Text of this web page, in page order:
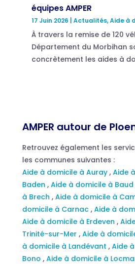
équipes AMPER
17 Juin 2026 Actualités,Aide à
À travers la remise de 120
Département du Morbihan
concrètement les aides à
AMPER autour de
Retrouvez également les
les communes suivantes :
Aide à domicile à Auray , Aide
Baden , Aide à domicile à Baud
à Brech , Aide à domicile à
domicile à Carnac , Aide à
Aide à domicile à Erdeven ,
Trinité-sur-Mer , Aide à
à domicile à Landévant , Aide
Bono , Aide à domicile à